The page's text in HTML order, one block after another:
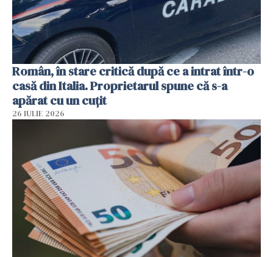
Român, în stare critică după ce a intrat într-o
casă din Italia. Proprietarul spune că s-a
apărat cu un cuțit
26 IULIE 2026